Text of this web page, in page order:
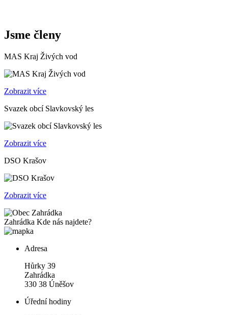
Jsme členy
MAS Kraj Živých vod
Zobrazit více
Svazek obcí Slavkovský les
Zobrazit více
DSO Krašov
Zobrazit více
Zahrádka Kde nás najdete?
Adresa
Hůrky 39
Zahrádka
330 38 Úněšov
Úřední hodiny